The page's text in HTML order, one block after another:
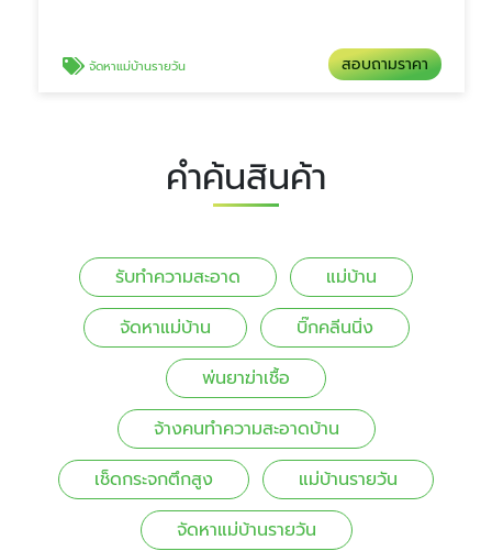
จัดหาแม่บ้านรายวัน สอบถามราคา
คำค้นสินค้า
รับทำความสะอาด
แม่บ้าน
จัดหาแม่บ้าน
บิ๊กคลีนนิ่ง
พ่นยาฆ่าเชื้อ
จ้างคนทําความสะอาดบ้าน
เช็ดกระจกตึกสูง
แม่บ้านรายวัน
จัดหาแม่บ้านรายวัน